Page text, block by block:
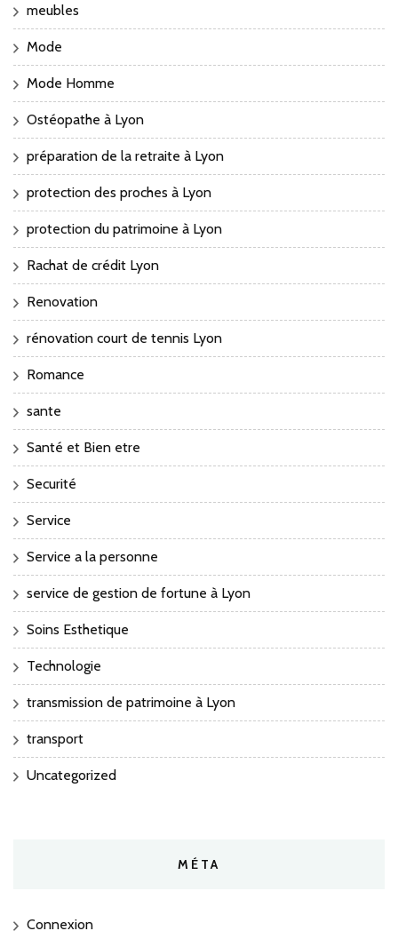
meubles
Mode
Mode Homme
Ostéopathe à Lyon
préparation de la retraite à Lyon
protection des proches à Lyon
protection du patrimoine à Lyon
Rachat de crédit Lyon
Renovation
rénovation court de tennis Lyon
Romance
sante
Santé et Bien etre
Securité
Service
Service a la personne
service de gestion de fortune à Lyon
Soins Esthetique
Technologie
transmission de patrimoine à Lyon
transport
Uncategorized
MÉTA
Connexion